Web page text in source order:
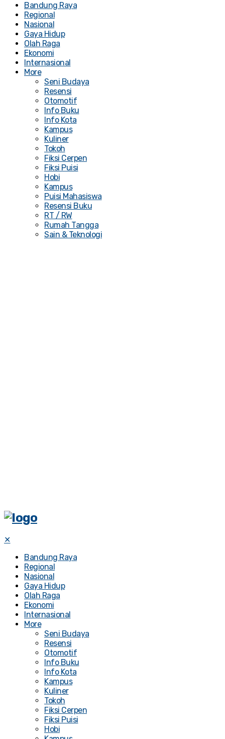
Bandung Raya
Regional
Nasional
Gaya Hidup
Olah Raga
Ekonomi
Internasional
More
Seni Budaya
Resensi
Otomotif
Info Buku
Info Kota
Kampus
Kuliner
Tokoh
Fiksi Cerpen
Fiksi Puisi
Hobi
Kampus
Puisi Mahasiswa
Resensi Buku
RT / RW
Rumah Tangga
Sain & Teknologi
✕
Bandung Raya
Regional
Nasional
Gaya Hidup
Olah Raga
Ekonomi
Internasional
More
Seni Budaya
Resensi
Otomotif
Info Buku
Info Kota
Kampus
Kuliner
Tokoh
Fiksi Cerpen
Fiksi Puisi
Hobi